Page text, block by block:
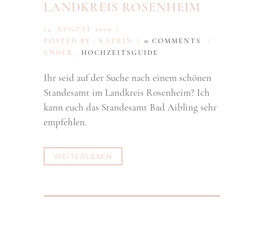
LANDKREIS ROSENHEIM
14. AUGUST 2019
/
POSTED BY : KATRIN
/ 0 COMMENTS
/
UNDER : HOCHZEITSGUIDE
Ihr seid auf der Suche nach einem schönen
Standesamt im Landkreis Rosenheim? Ich
kann euch das Standesamt Bad Aibling sehr
empfehlen.
WEITERLESEN